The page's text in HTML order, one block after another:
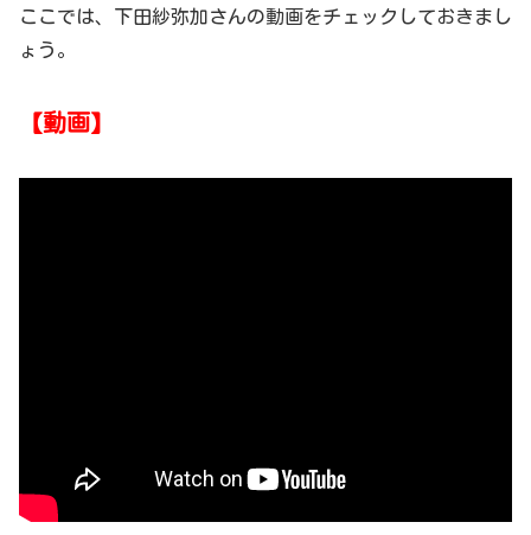
ここでは、下田紗弥加さんの動画をチェックしておきまし
ょう。
【動画】